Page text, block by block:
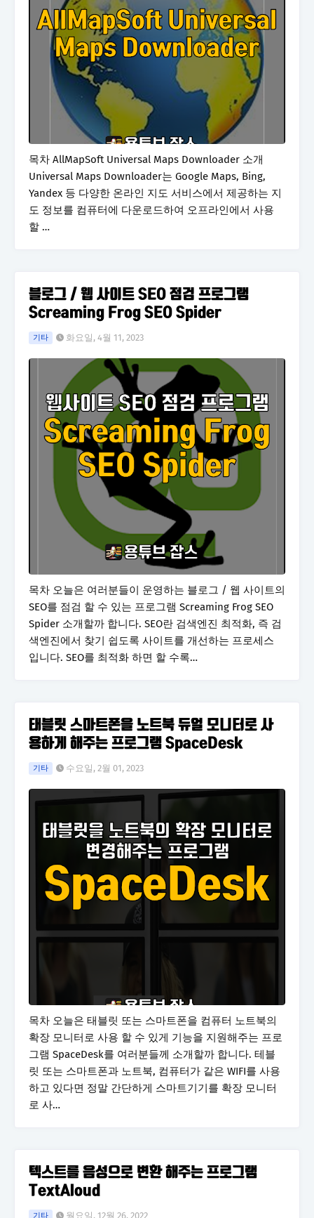
목차 AllMapSoft Universal Maps Downloader 소개
Universal Maps Downloader는 Google Maps, Bing,
Yandex 등 다양한 온라인 지도 서비스에서 제공하는 지
도 정보를 컴퓨터에 다운로드하여 오프라인에서 사용
할 …
블로그 / 웹 사이트 SEO 점검 프로그램
Screaming Frog SEO Spider
기타 화요일, 4월 11, 2023
목차 오늘은 여러분들이 운영하는 블로그 / 웹 사이트의
SEO를 점검 할 수 있는 프로그램 Screaming Frog SEO
Spider 소개할까 합니다. SEO란 검색엔진 최적화, 즉 검
색엔진에서 찾기 쉽도록 사이트를 개선하는 프로세스
입니다. SEO를 최적화 하면 할 수록…
태블릿 스마트폰을 노트북 듀얼 모니터로 사
용하게 해주는 프로그램 SpaceDesk
기타 수요일, 2월 01, 2023
목차 오늘은 태블릿 또는 스마트폰을 컴퓨터 노트북의
확장 모니터로 사용 할 수 있게 기능을 지원해주는 프로
그램 SpaceDesk를 여러분들께 소개할까 합니다. 테블
릿 또는 스마트폰과 노트북, 컴퓨터가 같은 WIFI를 사용
하고 있다면 정말 간단하게 스마트기기를 확장 모니터
로 사…
텍스트를 음성으로 변환 해주는 프로그램
TextAloud
기타 월요일, 12월 26, 2022